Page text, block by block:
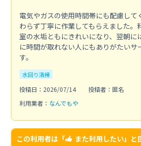
電気やガスの使用時間帯にも配慮して
わらず丁寧に作業してもらえました。
室の水垢ともにきれいになり、翌朝に
に時間が取れない人にもありがたいサ
す。
水回り清掃
投稿日：2026/07/14
投稿者：匿名
利用業者： なんでもや
この利用者は「 また利用したい」と